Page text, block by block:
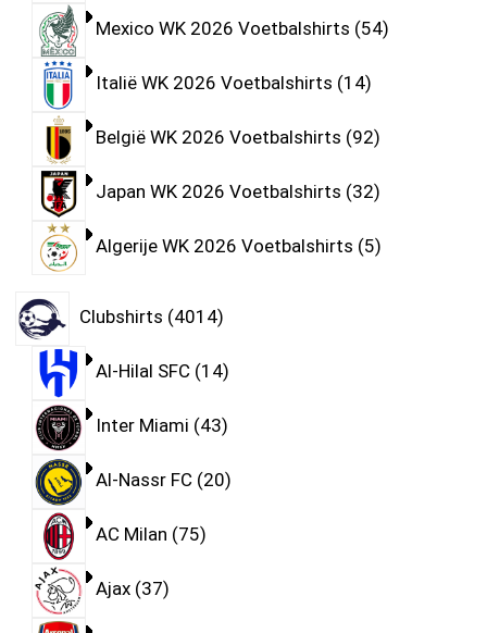
Mexico WK 2026 Voetbalshirts 54
Italië WK 2026 Voetbalshirts 14
België WK 2026 Voetbalshirts 92
Japan WK 2026 Voetbalshirts 32
Algerije WK 2026 Voetbalshirts 5
Clubshirts 4014
Al-Hilal SFC 14
Inter Miami 43
Al-Nassr FC 20
AC Milan 75
Ajax 37